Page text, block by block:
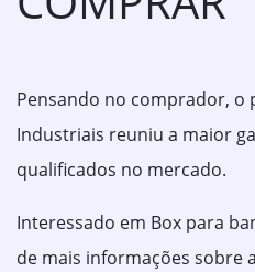
Pensando no comprador, o
Industriais reuniu a maior
qualificados no mercado.
Interessado em Box para
de mais informações sobre